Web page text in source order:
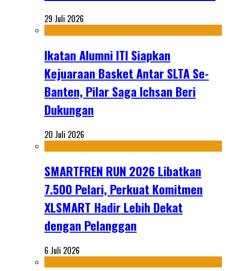
29 Juli 2026
Ikatan Alumni ITI Siapkan
Kejuaraan Basket Antar SLTA Se-
Banten, Pilar Saga Ichsan Beri
Dukungan
20 Juli 2026
SMARTFREN RUN 2026 Libatkan
7.500 Pelari, Perkuat Komitmen
XLSMART Hadir Lebih Dekat
dengan Pelanggan
6 Juli 2026